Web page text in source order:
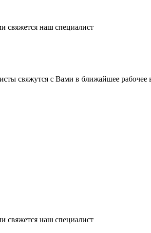
свяжется наш специалист
свяжутся с Вами в ближайшее рабочее
свяжется наш специалист